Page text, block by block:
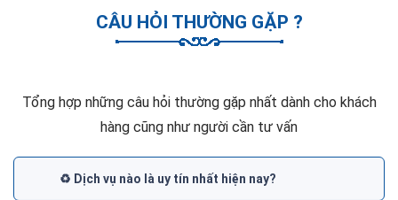
CÂU HỎI THƯỜNG GẶP ?
Tổng hợp những câu hỏi thường gặp nhất dành cho khách
hàng cũng như người cần tư vấn
♻️ Dịch vụ nào là uy tín nhất hiện nay?